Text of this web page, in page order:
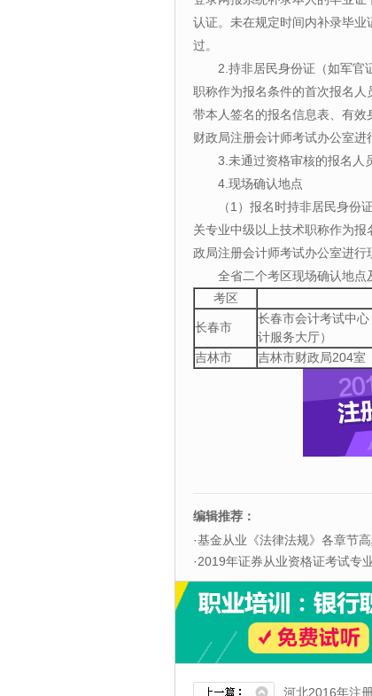
认证。未在规定时间内补录毕
过。
2.持非居民身份证（如军官
职称作为报名条件的首次报名
带本人签名的报名信息表、有
财政局注册会计师考试办公室进
3.未通过资格审核的报名人
4.现场确认地点
（1）报名时持非居民身份
关专业中级以上技术职称作为
政局注册会计师考试办公室进行
全省二个考区现场确认地点
考区
长春市
长春市会计考试中
计服务大厅）
吉林市 吉林市财政局204室
编辑推荐：
·基金从业《法律法规》各章节
·2019年证券从业资格证考试专业
河北2016年注